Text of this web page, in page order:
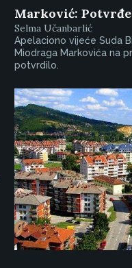
Marković:
Selma Učanbarlić
Apelaciono vijeće Suda
Miodraga Markovića na
potvrdilo.